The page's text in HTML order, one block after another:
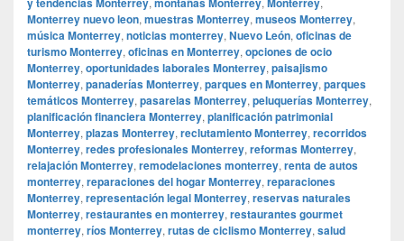
Monterrey nuevo leon, muestras Monterrey, museos Monterrey,
música Monterrey, noticias monterrey, Nuevo León, oficinas de
turismo Monterrey, oficinas en Monterrey, opciones de ocio
Monterrey, oportunidades laborales Monterrey, paisajismo
Monterrey, panaderías Monterrey, parques en Monterrey, parques
temáticos Monterrey, pasarelas Monterrey, peluquerías Monterrey,
planificación financiera Monterrey, planificación patrimonial
Monterrey, plazas Monterrey, reclutamiento Monterrey, recorridos
Monterrey, redes profesionales Monterrey, reformas Monterrey,
relajación Monterrey, remodelaciones monterrey, renta de autos
monterrey, reparaciones del hogar Monterrey, reparaciones
Monterrey, representación legal Monterrey, reservas naturales
Monterrey, restaurantes en monterrey, restaurantes gourmet
monterrey, ríos Monterrey, rutas de ciclismo Monterrey, salud